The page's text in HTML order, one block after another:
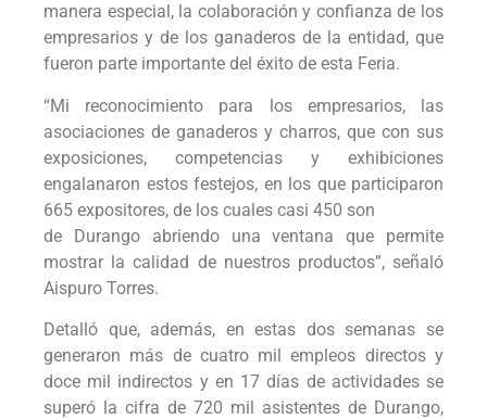
manera especial, la colaboración y confianza de los
empresarios y de los ganaderos de la entidad, que
fueron parte importante del éxito de esta Feria.
“Mi reconocimiento para los empresarios, las
asociaciones de ganaderos y charros, que con sus
exposiciones, competencias y exhibiciones
engalanaron estos festejos, en los que participaron
665 expositores, de los cuales casi 450 son
de Durango abriendo una ventana que permite
mostrar la calidad de nuestros productos”, señaló
Aispuro Torres.
Detalló que, además, en estas dos semanas se
generaron más de cuatro mil empleos directos y
doce mil indirectos y en 17 días de actividades se
superó la cifra de 720 mil asistentes de Durango,